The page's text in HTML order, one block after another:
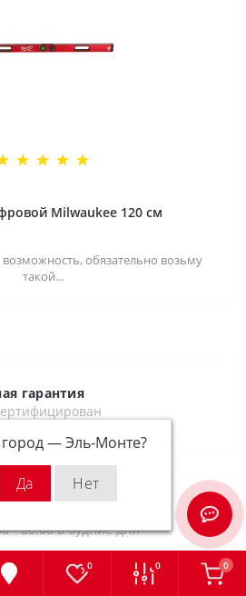
—Эль-Монте?
0 0 0
Milwaukee 120 см
возможность, обязательно возьму
такой...
гарантия
- 20:00 в будние дни